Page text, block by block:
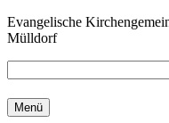
Zum
Inhalt
Evangelische
Mülldorf
Menü